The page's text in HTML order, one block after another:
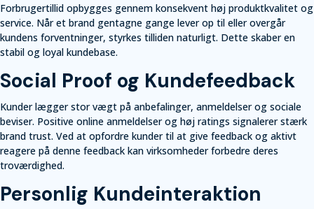
Forbrugertillid opbygges gennem konsekvent høj produktkvalitet og
service. Når et brand gentagne gange lever op til eller overgår
kundens forventninger, styrkes tilliden naturligt. Dette skaber en
stabil og loyal kundebase.
Social Proof og Kundefeedback
Kunder lægger stor vægt på anbefalinger, anmeldelser og sociale
beviser. Positive online anmeldelser og høj ratings signalerer stærk
brand trust. Ved at opfordre kunder til at give feedback og aktivt
reagere på denne feedback kan virksomheder forbedre deres
troværdighed.
Personlig Kundeinteraktion